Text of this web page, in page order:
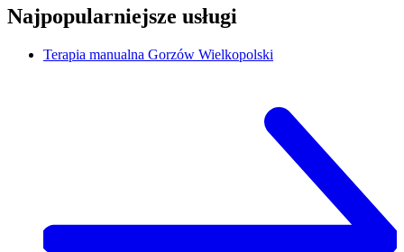
Najpopularniejsze usługi
Terapia manualna Gorzów Wielkopolski